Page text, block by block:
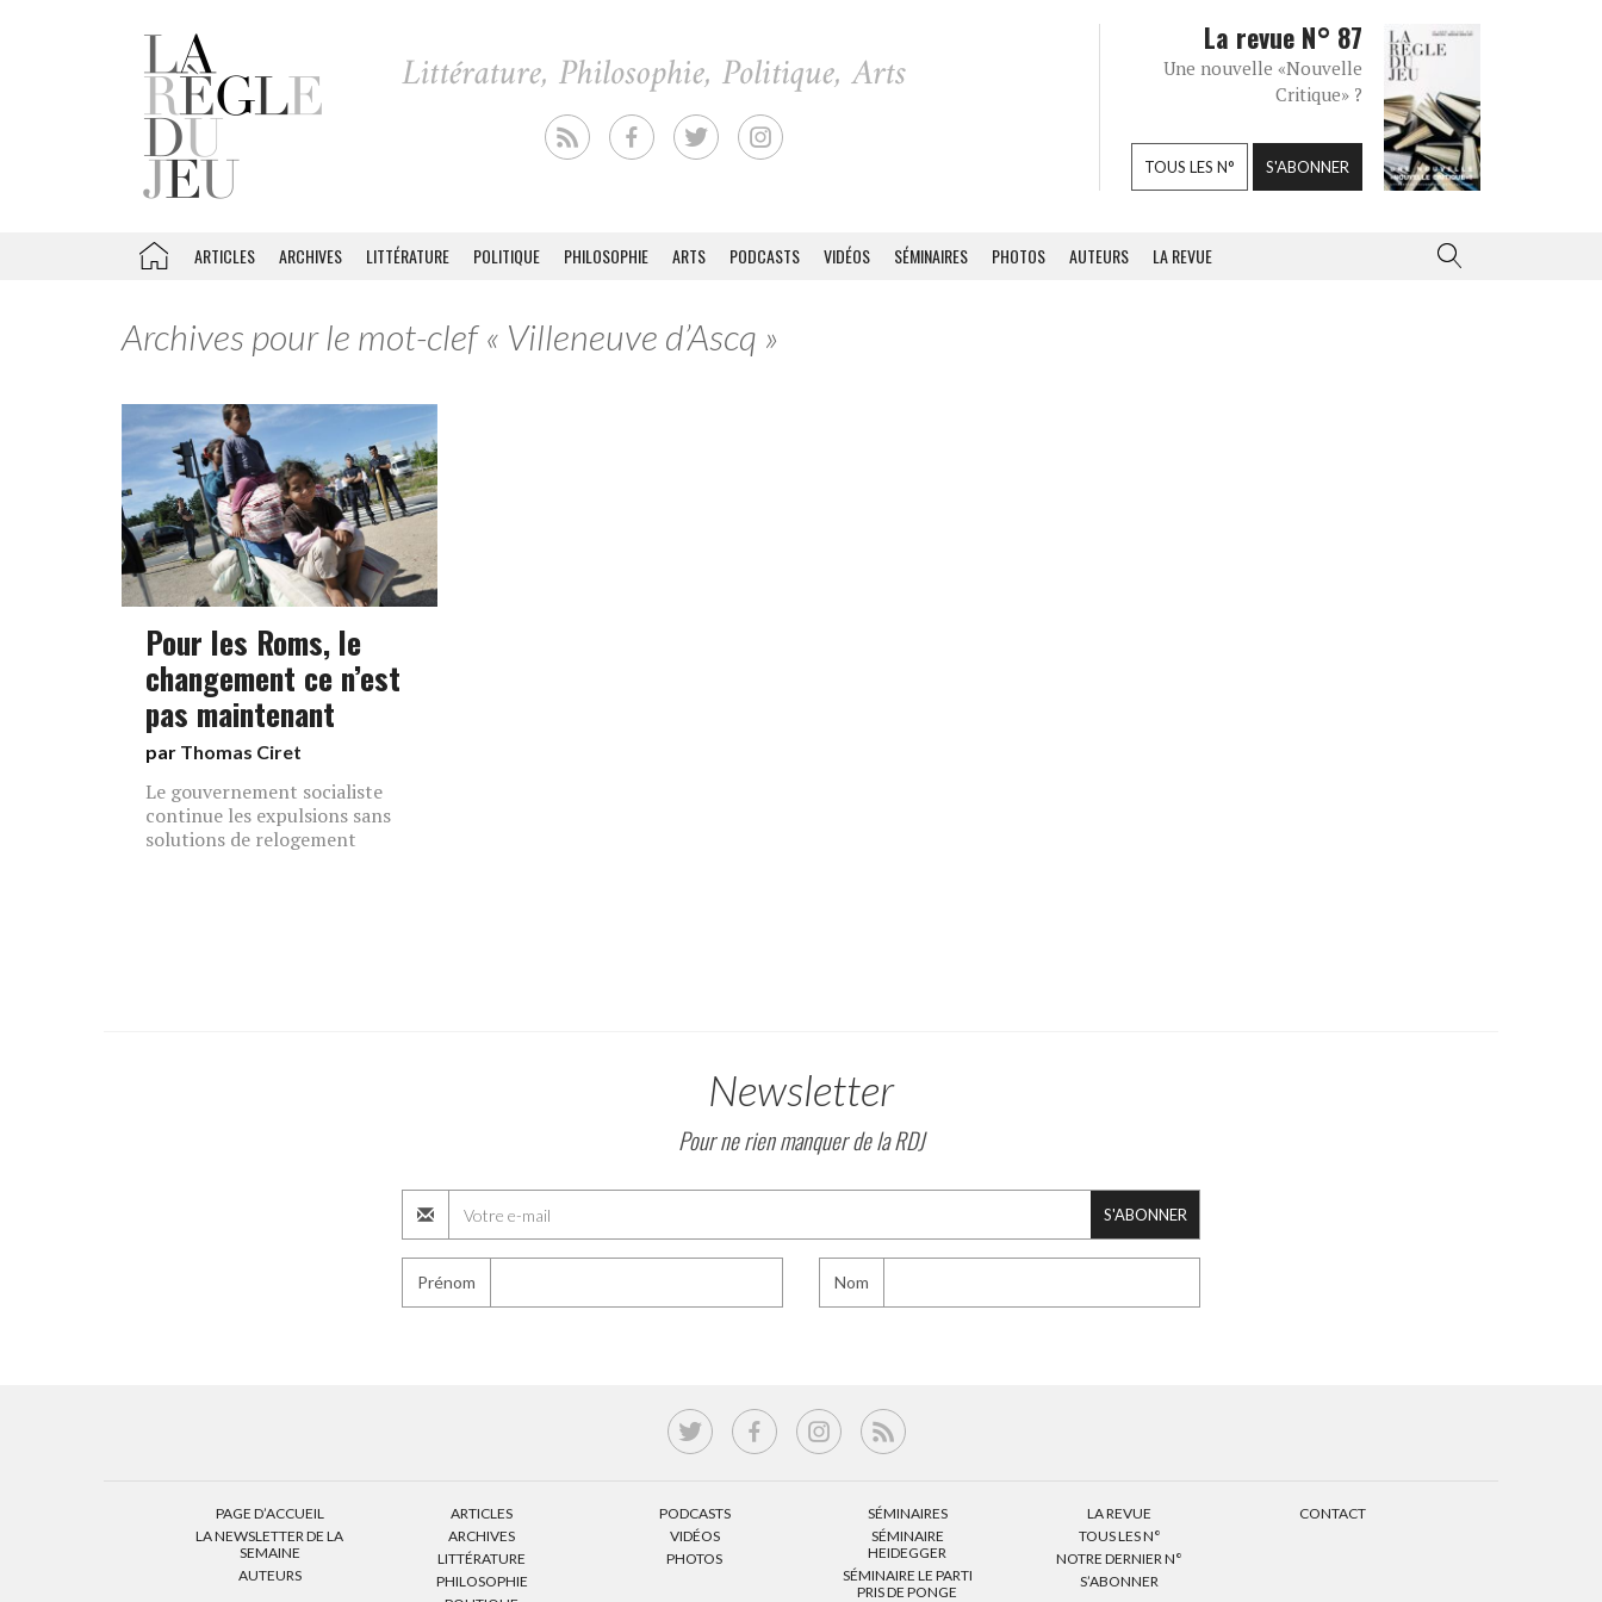
La revue N° 87
Une nouvelle «Nouvelle
Critique» ?
TOUS LES N° S'ABONNER
ARTICLES ARCHIVES LITTÉRATURE POLITIQUE PHILOSOPHIE ARTS PODCASTS VIDÉOS SÉMINAIRES PHOTOS AUTEURS LA REVUE
Archives pour le mot-clef « Villeneuve d’Ascq »
Pour les Roms, le
changement ce n’est
pas maintenant
par Thomas Ciret
Le gouvernement socialiste
continue les expulsions sans
solutions de relogement
Newsletter
Pour ne rien manquer de la RDJ
S'ABONNER
Prénom Nom
PAGE D’ACCUEIL
LA NEWSLETTER DE LA
SEMAINE
AUTEURS
ARTICLES
ARCHIVES
LITTÉRATURE
PHILOSOPHIE
PODCASTS
VIDÉOS
PHOTOS
SÉMINAIRES
SÉMINAIRE
HEIDEGGER
SÉMINAIRE LE PARTI
PRIS DE PONGE
LA REVUE
TOUS LES N°
NOTRE DERNIER N°
S’ABONNER
CONTACT